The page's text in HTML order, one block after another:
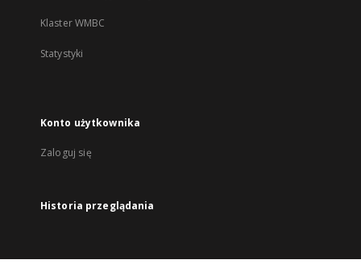
Klaster WMBC
Statystyki
Konto użytkownika
Zaloguj się
Historia przeglądania